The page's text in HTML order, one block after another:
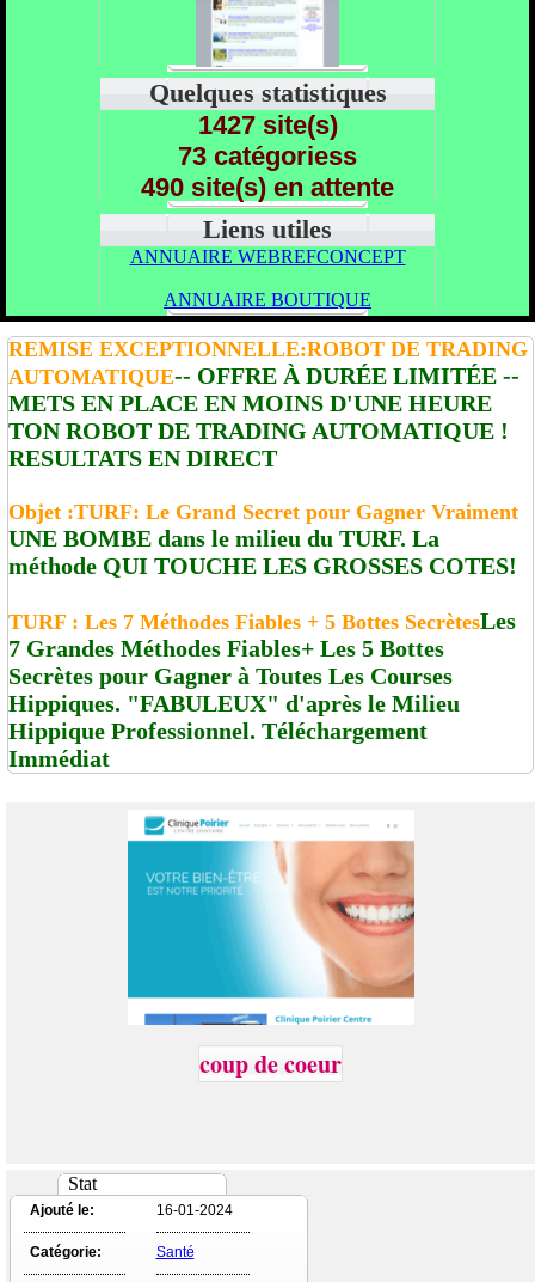
Quelques statistiques
1427 site(s)
73 catégoriess
490 site(s) en attente
Liens utiles
ANNUAIRE WEBREFCONCEPT
ANNUAIRE BOUTIQUE
REMISE EXCEPTIONNELLE:ROBOT DE TRADING
AUTOMATIQUE-- OFFRE À DURÉE LIMITÉE --
METS EN PLACE EN MOINS D'UNE HEURE
TON ROBOT DE TRADING AUTOMATIQUE !
RESULTATS EN DIRECT
Objet :TURF: Le Grand Secret pour Gagner Vraiment
UNE BOMBE dans le milieu du TURF. La
méthode QUI TOUCHE LES GROSSES COTES!
TURF : Les 7 Méthodes Fiables + 5 Bottes SecrètesLes
7 Grandes Méthodes Fiables+ Les 5 Bottes
Secrètes pour Gagner à Toutes Les Courses
Hippiques. "FABULEUX" d'après le Milieu
Hippique Professionnel. Téléchargement
Immédiat
coup de coeur
Stat
Ajouté le: 16-01-2024
Catégorie: Santé